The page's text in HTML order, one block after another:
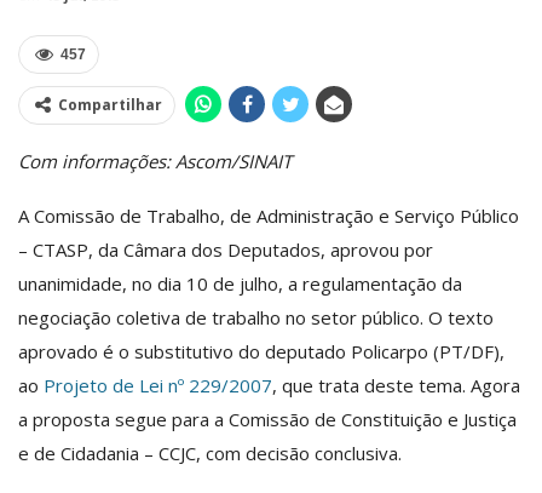
457
Compartilhar
Com informações: Ascom/SINAIT
A Comissão de Trabalho, de Administração e Serviço Público
– CTASP, da Câmara dos Deputados, aprovou por
unanimidade, no dia 10 de julho, a regulamentação da
negociação coletiva de trabalho no setor público. O texto
aprovado é o substitutivo do deputado Policarpo (PT/DF),
ao Projeto de Lei nº 229/2007, que trata deste tema. Agora
a proposta segue para a Comissão de Constituição e Justiça
e de Cidadania – CCJC, com decisão conclusiva.